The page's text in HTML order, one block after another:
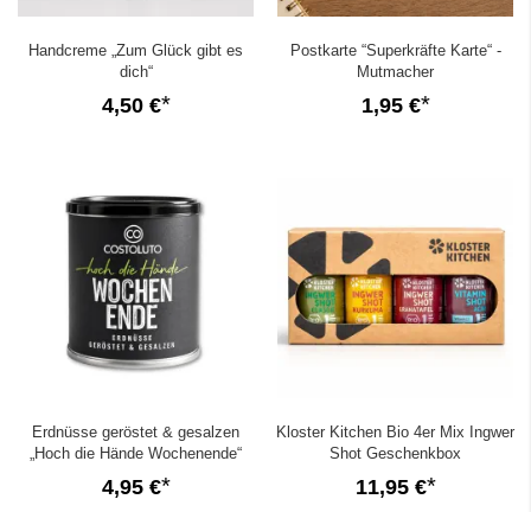
Handcreme „Zum Glück gibt es
dich“
4,50 €
Postkarte “Superkräfte Karte“ -
Mutmacher
1,95 €
Erdnüsse geröstet & gesalzen
„Hoch die Hände Wochenende“
4,95 €
Kloster Kitchen Bio 4er Mix Ingwer
Shot Geschenkbox
11,95 €